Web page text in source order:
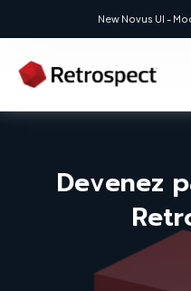
New Novus UI -
Devenez